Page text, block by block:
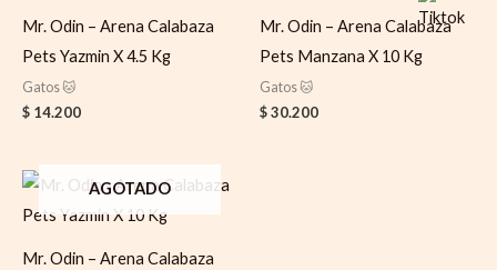
Mr. Odin – Arena Calabaza
Pets Yazmin X 4.5 Kg
Gatos 🐱
$ 14.200
Mr. Odin – Arena Calabaza
Pets Manzana X 10 Kg
Gatos 🐱
$30.200
AGOTADO
Mr. Odin – Arena Calabaza